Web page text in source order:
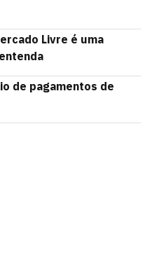
Livre é uma
de pagamentos de